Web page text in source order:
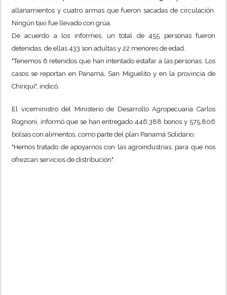
allanamientos y cuatro armas que fueron sacadas de circulación.
Ningún taxi fue llevado con grúa.
De acuerdo a los informes, un total de 455 personas fueron
detenidas, de ellas 433 son adultas y 22 menores de edad.
"Tenemos 6 retenidos que han intentado estafar a las personas. Los
casos se reportan en Panamá, San Miguelito y en la provincia de
Chiriquí", indicó.
El viceministro del Ministerio de Desarrollo Agropecuaria Carlos
Rognoni, informó que se han entregado 446,388 bonos y 575,806
bolsas con alimentos, como parte del plan Panamá Solidario.
"Hemos tratado de apoyarnos con las agroindustrias, para que nos
ofrezcan servicios de distribución".